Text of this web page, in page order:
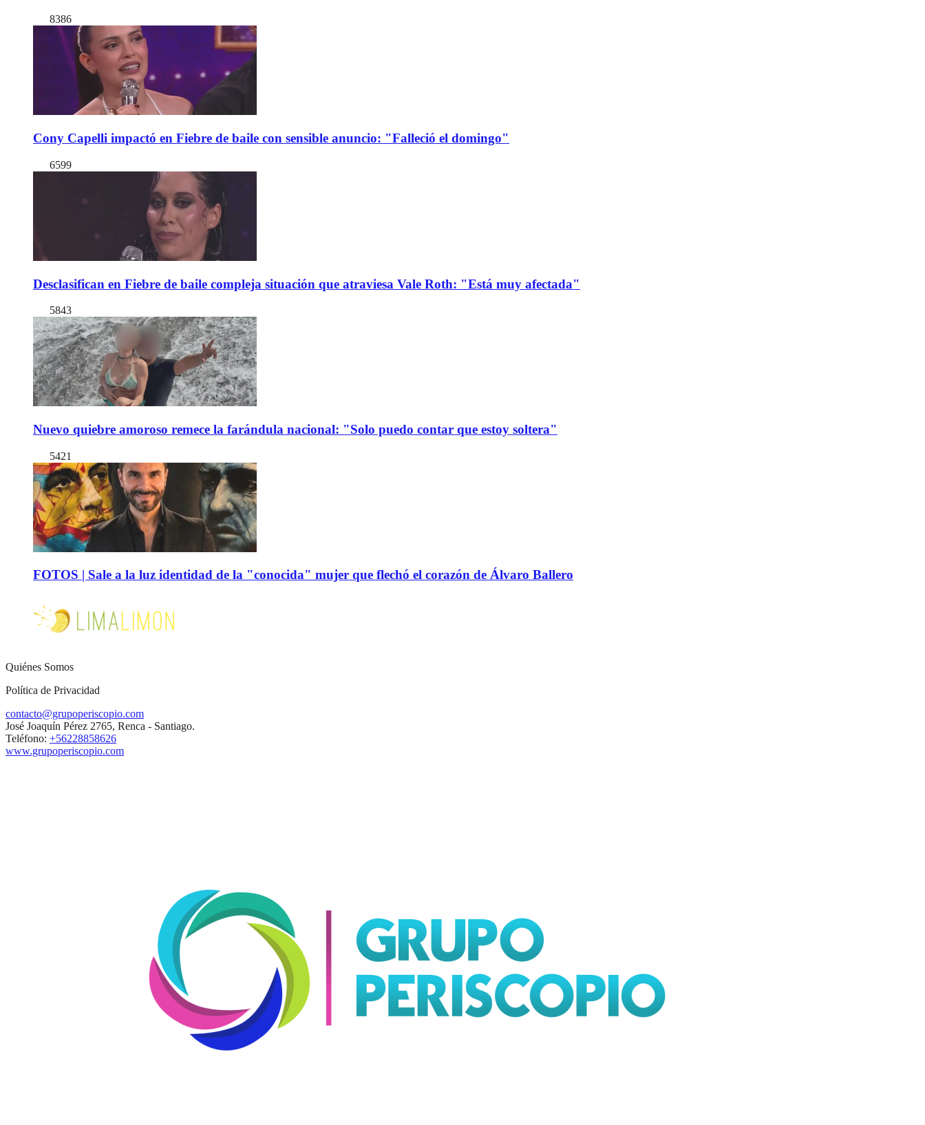
8386
Cony Capelli impactó en Fiebre de baile con sensible anuncio: "Falleció el domingo"
6599
Desclasifican en Fiebre de baile compleja situación que atraviesa Vale Roth: "Está muy afectada"
5843
Nuevo quiebre amoroso remece la farándula nacional: "Solo puedo contar que estoy soltera"
5421
FOTOS | Sale a la luz identidad de la "conocida" mujer que flechó el corazón de Álvaro Ballero
Quiénes Somos
Política de Privacidad
contacto@grupoperiscopio.com
José Joaquín Pérez 2765, Renca - Santiago.
Teléfono: +56228858626
www.grupoperiscopio.com